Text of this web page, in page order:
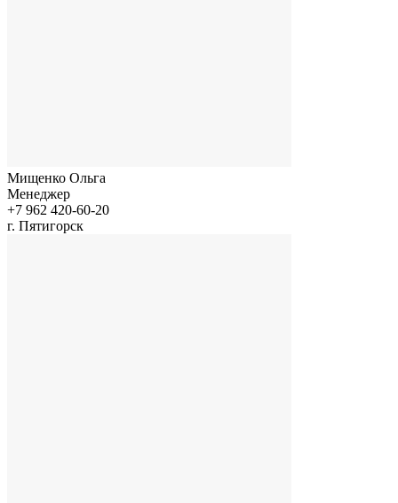
Мищенко Ольга
Менеджер
+7 962 420-60-20
г. Пятигорск